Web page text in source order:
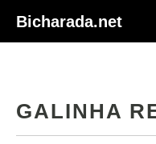
Bicharada.net
GALINHA